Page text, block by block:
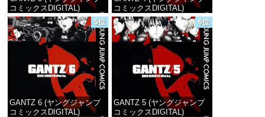
コミックスDIGITAL)
価格：¥100
コミックスDIGITAL)
価格：¥100
5位
GANTZ 6 (ヤングジャンプ
コミックスDIGITAL)
6位
GANTZ 5 (ヤングジャンプ
コミックスDIGITAL)